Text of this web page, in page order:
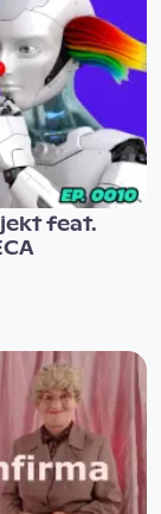
feat.